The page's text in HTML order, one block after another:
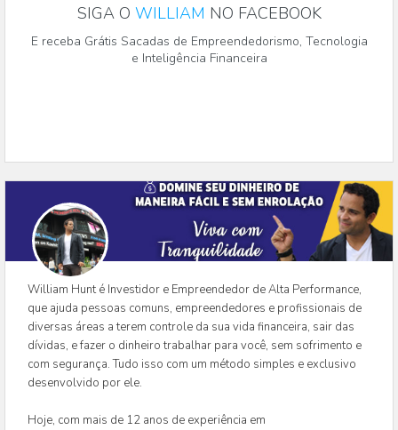
SIGA O WILLIAM NO FACEBOOK
E receba Grátis Sacadas de Empreendedorismo, Tecnologia
e Inteligência Financeira
William Hunt é Investidor e Empreendedor de Alta Performance,
que ajuda pessoas comuns, empreendedores e profissionais de
diversas áreas a terem controle da sua vida financeira, sair das
dívidas, e fazer o dinheiro trabalhar para você, sem sofrimento e
com segurança. Tudo isso com um método simples e exclusivo
desenvolvido por ele.
Hoje, com mais de 12 anos de experiência em